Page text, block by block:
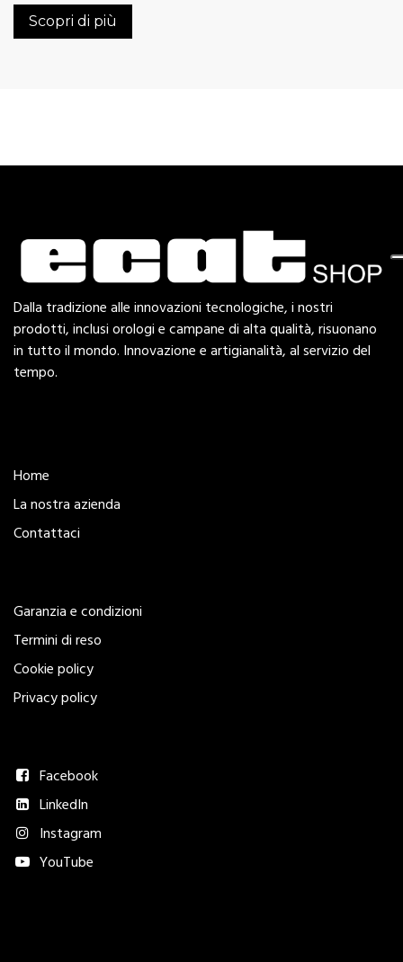
Scopri di più
Dalla tradizione alle innovazioni tecnologiche, i nostri
prodotti, inclusi orologi e campane di alta qualità, risuonano
in tutto il mondo. Innovazione e artigianalità, al servizio del
tempo.
Home
La nostra azienda
Contattaci
Garanzia e condizioni
Termini di reso
Cookie policy
Privacy policy
Facebook
LinkedIn
Instagram
YouTube